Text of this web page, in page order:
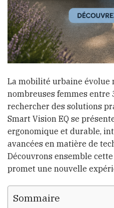
La mobilité urbaine évolue
nombreuses femmes entre
rechercher des solutions
Smart Vision EQ se
ergonomique et durable,
avancées en matière de
Découvrons ensemble
promet une nouvelle
Sommaire